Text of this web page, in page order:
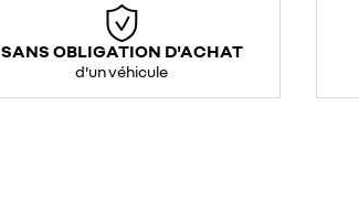
SANS OBLIGATION D'ACHAT
d'un véhicule